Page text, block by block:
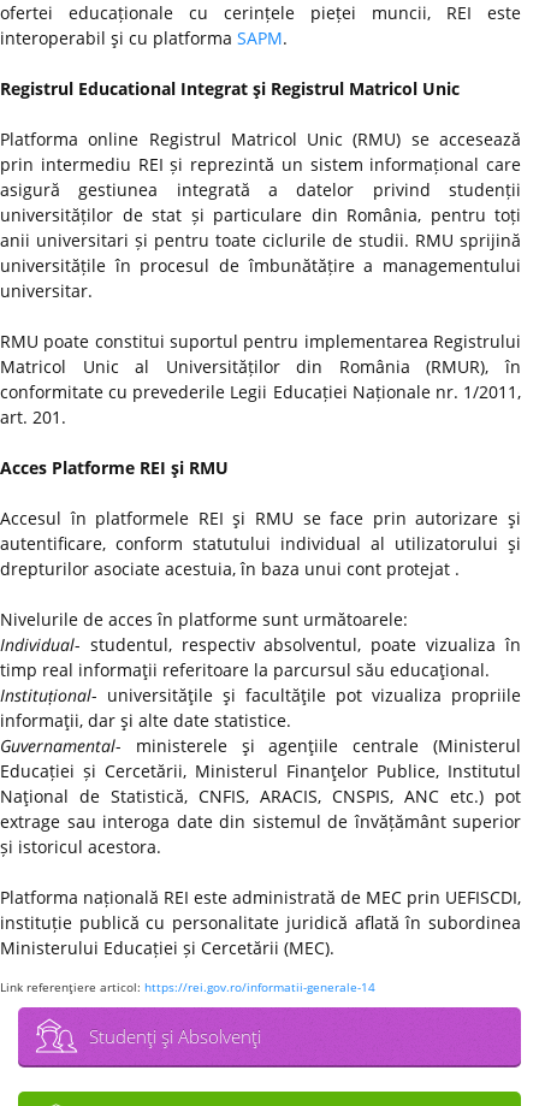
ofertei educaționale cu cerințele pieței muncii, REI este
interoperabil şi cu platforma SAPM.
Registrul Educational Integrat şi Registrul Matricol Unic
Platforma online Registrul Matricol Unic (RMU) se accesează
prin intermediu REI și reprezintă un sistem informațional care
asigură gestiunea integrată a datelor privind studenții
universităților de stat și particulare din România, pentru toți
anii universitari și pentru toate ciclurile de studii. RMU sprijină
universitățile în procesul de îmbunătățire a managementului
universitar.
RMU poate constitui suportul pentru implementarea Registrului
Matricol Unic al Universităților din România (RMUR), în
conformitate cu prevederile Legii Educației Naționale nr. 1/2011,
art. 201.
Acces Platforme REI şi RMU
Accesul în platformele REI şi RMU se face prin autorizare şi
autentificare, conform statutului individual al utilizatorului şi
drepturilor asociate acestuia, în baza unui cont protejat .
Nivelurile de acces în platforme sunt următoarele:
Individual- studentul, respectiv absolventul, poate vizualiza în
timp real informaţii referitoare la parcursul său educaţional.
Instituțional- universităţile şi facultăţile pot vizualiza propriile
informaţii, dar şi alte date statistice.
Guvernamental- ministerele şi agenţiile centrale (Ministerul
Educației și Cercetării, Ministerul Finanţelor Publice, Institutul
Naţional de Statistică, CNFIS, ARACIS, CNSPIS, ANC etc.) pot
extrage sau interoga date din sistemul de învățământ superior
și istoricul acestora.
Platforma națională REI este administrată de MEC prin UEFISCDI,
instituție publică cu personalitate juridică aflată în subordinea
Ministerului Educației și Cercetării (MEC).
Link referenţiere articol: https://rei.gov.ro/informatii-generale-14
Studenţi şi Absolvenţi